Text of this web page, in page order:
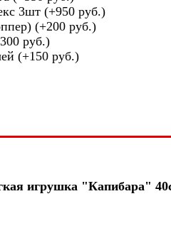
3шт (+950 руб.)
(+200 руб.)
300 руб.)
(+150 руб.)
игрушка "Капибара"